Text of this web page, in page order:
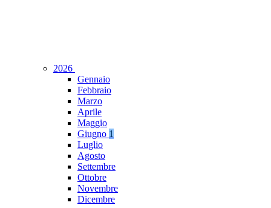
2026
Gennaio
Febbraio
Marzo
Aprile
Maggio
Giugno 1
Luglio
Agosto
Settembre
Ottobre
Novembre
Dicembre